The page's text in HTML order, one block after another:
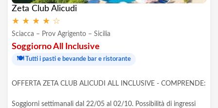
Zeta Club Alicudi
★ ★ ★ ★ ☆
Sciacca – Prov Agrigento – Sicilia
Soggiorno All Inclusive
🍽️ Tutti i pasti e bevande bar e ristorante
OFFERTA ZETA CLUB ALICUDI ALL INCLUSIVE - COMPRENDE:
Soggiorni settimanali dal 22/05 al 02/10. Possibilità di ingressi